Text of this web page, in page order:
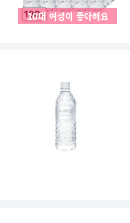
10대 여성이 좋아해요